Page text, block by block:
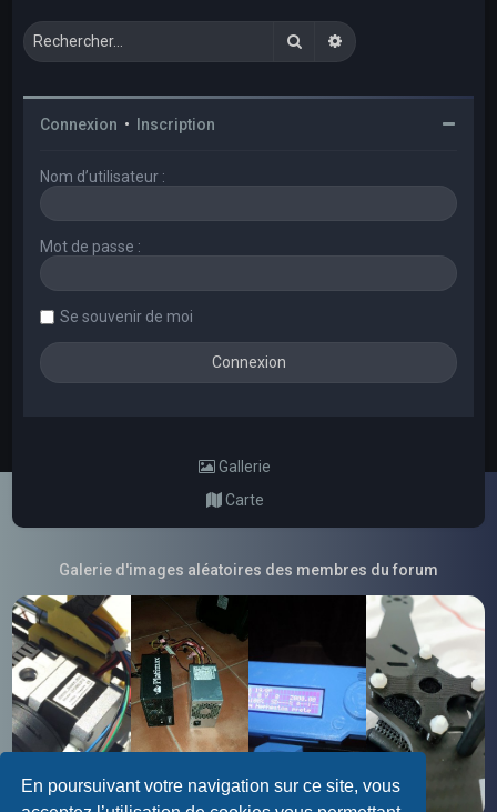
En poursuivant votre navigation sur ce site, vous
RechercherRecherche avancée
Connexion • Inscription
Nom d’utilisateur :
Mot de passe :
Se souvenir de moi
Gallerie
Carte
Galerie d'images aléatoires des membres du forum